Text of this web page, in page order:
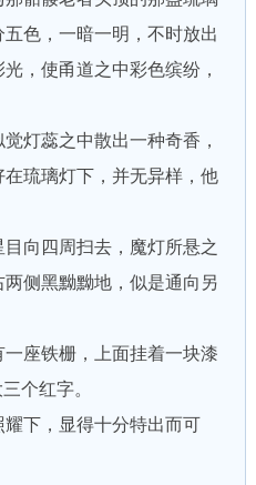
色，一暗一明，不时放出
，使甬道之中彩色缤纷，
蕊之中散出一种奇香，
琉璃灯下，并无异样，他
向四周扫去，魔灯所悬之
侧黑黝黝地，似是通向另
座铁栅，上面挂着一块漆
个红字。
下，显得十分特出而可